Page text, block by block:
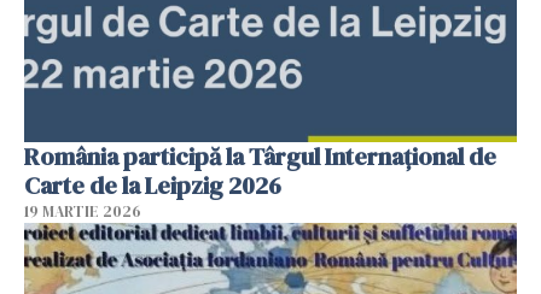
România participă la Târgul Internațional de
Carte de la Leipzig 2026
19 MARTIE 2026